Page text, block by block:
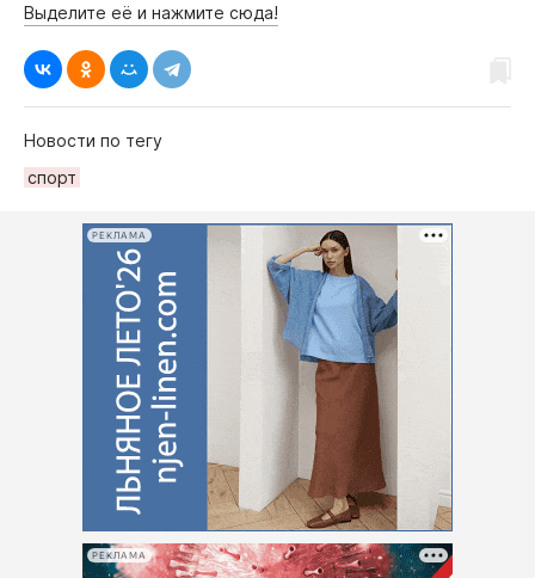
Выделите её и нажмите сюда!
Новости по тегу
спорт
РЕКЛАМА
РЕКЛАМА